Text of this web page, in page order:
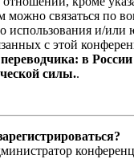
можно связаться по
использования и/или
с этой
в
силы..